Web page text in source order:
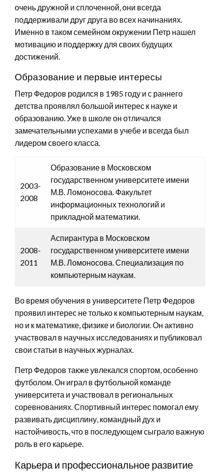
очень дружной и сплоченной, они всегда
поддерживали друг друга во всех начинаниях.
Именно в таком семейном окружении Петр нашел
мотивацию и поддержку для своих будущих
достижений.
Образование и первые интересы
Петр Федоров родился в 1985 году и с раннего
детства проявлял большой интерес к науке и
образованию. Уже в школе он отличался
замечательными успехами в учебе и всегда был
лидером своего класса.
2003-
2008
Образование в Московском
государственном университете имени
М.В. Ломоносова. Факультет
информационных технологий и
прикладной математики.
2008-
2011
Аспирантура в Московском
государственном университете имени
М.В. Ломоносова. Специализация по
компьютерным наукам.
Во время обучения в университете Петр Федоров
проявил интерес не только к компьютерным наукам,
но и к математике, физике и биологии. Он активно
участвовал в научных исследованиях и публиковал
свои статьи в научных журналах.
Петр Федоров также увлекался спортом, особенно
футболом. Он играл в футбольной команде
университета и участвовал в региональных
соревнованиях. Спортивный интерес помогал ему
развивать дисциплину, командный дух и
настойчивость, что в последующем сыграло важную
роль в его карьере.
Карьера и профессиональное развитие